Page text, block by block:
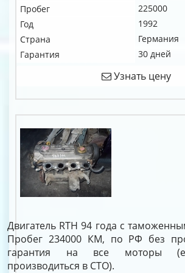
Пробег
225000
Год
1992
Страна
Германия
Гарантия
30 дней
Узнать цену
Двигатель RTH 94 года с
Пробег 234000 КМ, по РФ без
гарантия на все моторы
производиться в СТО).